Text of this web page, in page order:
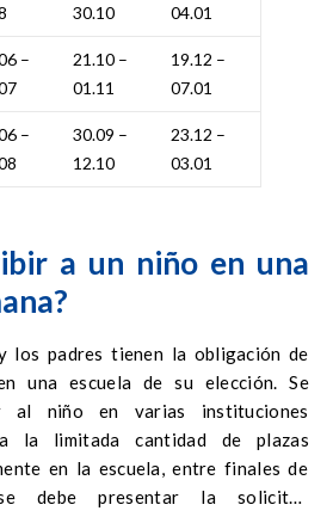
30.10
04.01
–
21.10 –
01.11
19.12 –
07.01
–
30.09 –
12.10
23.12 –
03.01
a un niño en una
los padres tienen la obligación de
una escuela de su elección. Se
al niño en varias instituciones
la limitada cantidad de plazas
en la escuela, entre finales de
debe presentar la solicitud